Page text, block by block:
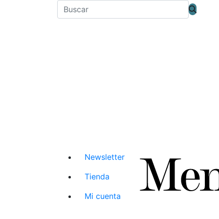
Newsletter
Tienda
Mi cuenta